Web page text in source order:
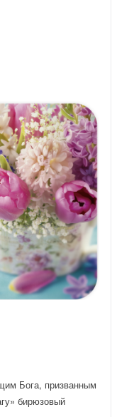
Бога, призванным
бирюзовый